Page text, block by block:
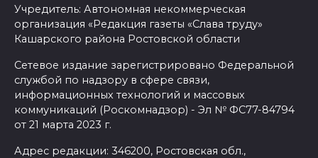
Учредитель: Автономная некоммерческая
организация «Редакция газеты «Слава труду»
Кашарского района Ростовской области
Сетевое издание зарегистрировано Федеральной
службой по надзору в сфере связи,
информационных технологий и массовых
коммуникаций (Роскомнадзор) - Эл № ФС77-84794
от 21 марта 2023 г.
Адрес редакции: 346200, Ростовская обл.,